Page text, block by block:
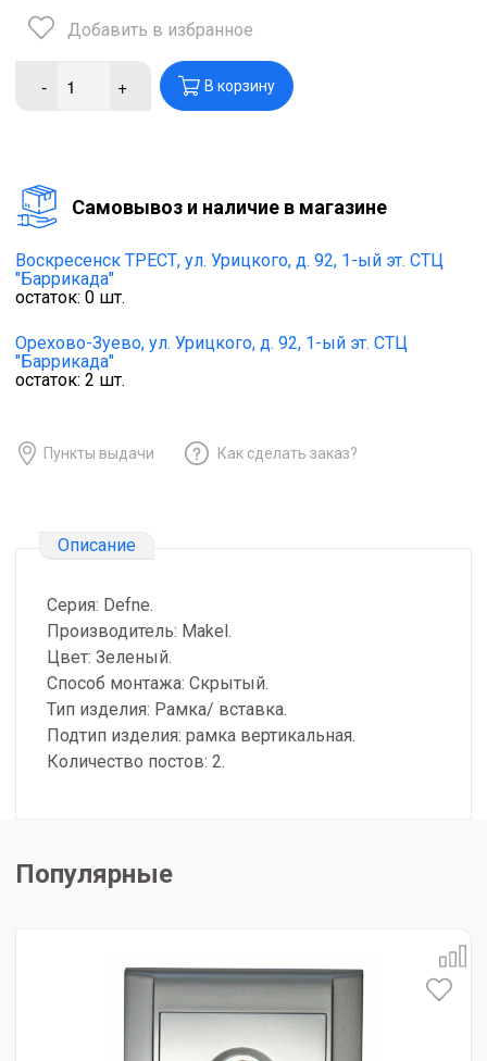
Добавить в избранное
- + В корзину
Cамовывоз и наличие в магазине
Воскресенск ТРЕСТ, ул. Урицкого, д. 92, 1-ый эт. СТЦ
"Баррикада"
остаток: 0 шт.
Орехово-Зуево, ул. Урицкого, д. 92, 1-ый эт. СТЦ
"Баррикада"
остаток: 2 шт.
Пункты выдачи Как сделать заказ?
Описание
Серия: Defne.
Производитель: Makel.
Цвет: Зеленый.
Способ монтажа: Скрытый.
Тип изделия: Рамка/ вставка.
Подтип изделия: рамка вертикальная.
Количество постов: 2.
Популярные